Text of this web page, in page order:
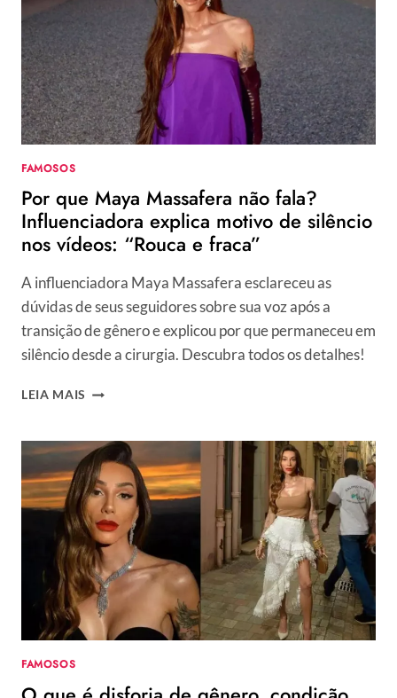
FAMOSOS
Por que Maya Massafera não fala?
Influenciadora explica motivo de silêncio
nos vídeos: “Rouca e fraca”
A influenciadora Maya Massafera esclareceu as
dúvidas de seus seguidores sobre sua voz após a
transição de gênero e explicou por que permaneceu em
silêncio desde a cirurgia. Descubra todos os detalhes!
LEIA MAIS POR
MASSAFERA
NÃO
FALA?
INFLUENCIADORA
EXPLICA
MOTIVO
DE
SILÊNCIO
NOS
VÍDEOS:
“ROUCA
FAMOSOS